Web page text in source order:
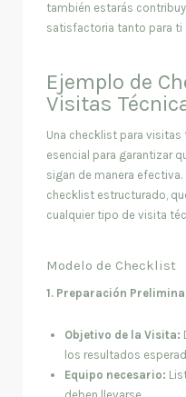
también estarás
satisfactoria tanto para ti
Ejemplo de
Visitas
Una checklist para visitas
esencial para garantizar
sigan de manera
checklist estructurado,
cualquier tipo de visita
Modelo de Checklist
1. Preparación
Objetivo de la Visita:
los resultados
Equipo necesario: